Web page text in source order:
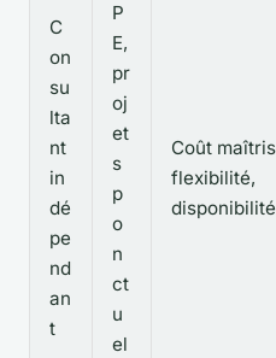
C
on
su
lta
nt
in
dé
pe
nd
an
t
P
E,
pr
oj
et
s
p
o
n
ct
u
el
Coût
flexibilité,
disponibilité